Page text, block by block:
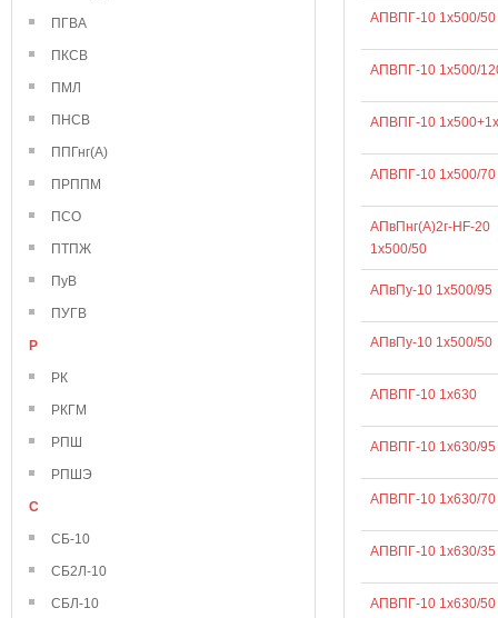
ПГВА
ПКСВ
ПМЛ
ПНСВ
ППГнг(А)
ПРППМ
ПСО
ПТПЖ
ПуВ
ПУГВ
Р
РК
РКГМ
РПШ
РПШЭ
С
СБ-10
СБ2Л-10
СБЛ-10
АПВПГ-10 1х500/50
АПВПГ-10 1х500/
АПВПГ-10
АПВПГ-10 1х500/70
АПвПнг(А)2г-HF-20
1х500/50
АПвПу-10 1х500/95
АПвПу-10 1х500/50
АПВПГ-10 1х630
АПВПГ-10 1х630/95
АПВПГ-10 1х630/70
АПВПГ-10 1х630/35
АПВПГ-10 1х630/50